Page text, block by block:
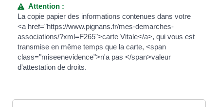
Attention :
La copie papier des informations contenues dans votre
<a href="https://www.pignans.fr/mes-demarches-
associations/?xml=F265">carte Vitale</a>, qui vous est
transmise en même temps que la carte, <span
class="miseenevidence">n'a pas </span>valeur
d'attestation de droits.